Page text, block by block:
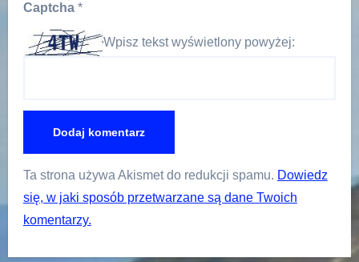
Captcha *
Wpisz tekst wyświetlony powyżej:
Ta strona używa Akismet do redukcji spamu. Dowiedz
się, w jaki sposób przetwarzane są dane Twoich
komentarzy.